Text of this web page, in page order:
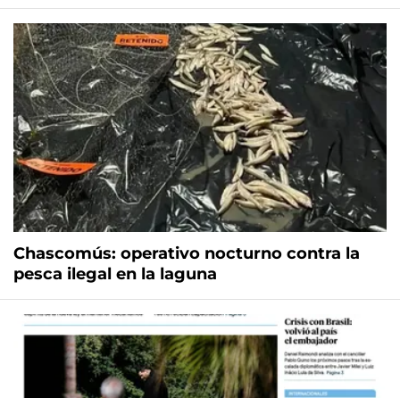
Chascomús: operativo nocturno contra la
pesca ilegal en la laguna